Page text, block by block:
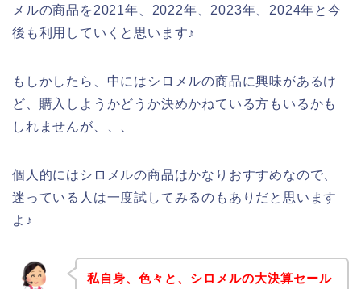
メルの商品を2021年、2022年、2023年、2024年と今
後も利用していくと思います♪
もしかしたら、中にはシロメルの商品に興味があるけ
ど、購入しようかどうか決めかねている方もいるかも
しれませんが、、、
個人的にはシロメルの商品はかなりおすすめなので、
迷っている人は一度試してみるのもありだと思います
よ♪
私自身、色々と、シロメルの大決算セール